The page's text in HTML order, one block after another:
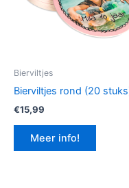
Bierviltjes
Bierviltjes rond (20
€15,99
Meer info!